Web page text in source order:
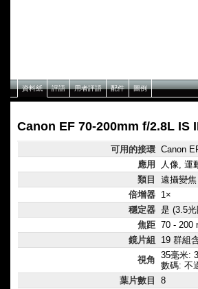
資料紙 評語 用者評語 配件 圖例
Canon EF 70-200mm f/2.8L IS
可用的接環 Canon
應用
人像, 運
類目
遠攝變焦
倍增器 1×
穩定器 是 (3.5
焦距 70 - 200
鏡片組
19 群組
視角 35毫米:
數碼: 不
葉片數目
8